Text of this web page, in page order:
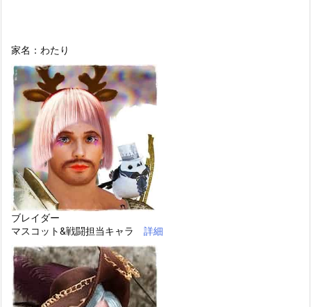
家名：わたり
ブレイダー
マスコット&戦闘担当キャラ 詳細